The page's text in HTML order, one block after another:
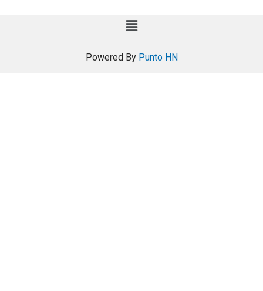
Powered By Punto HN